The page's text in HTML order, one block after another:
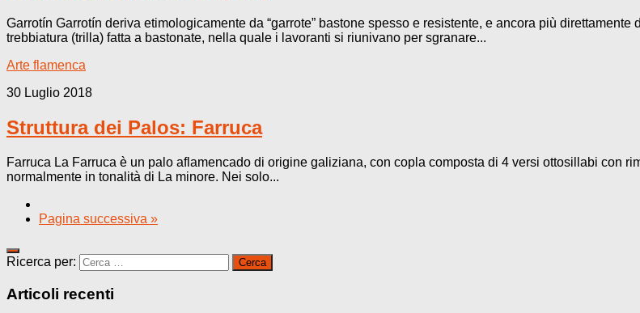
Garrotín Garrotín deriva etimologicamente da “garrote” bastone spesso e resistente, e ancora più direttamente
trebbiatura (trilla) fatta a bastonate, nella quale i lavoranti si riunivano per sgranare...
Arte flamenca
30 Luglio 2018
Struttura dei Palos: Farruca
Farruca La Farruca è un palo aflamencado di origine galiziana, con copla composta di 4 versi ottosillabi con
normalmente in tonalità di La minore. Nei solo...
Pagina successiva »
Ricerca per:
Articoli recenti